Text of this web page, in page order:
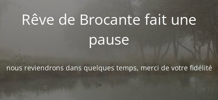
Rêve de Brocante fait une
pause
nous reviendrons dans quelques temps, merci de votre fidélité